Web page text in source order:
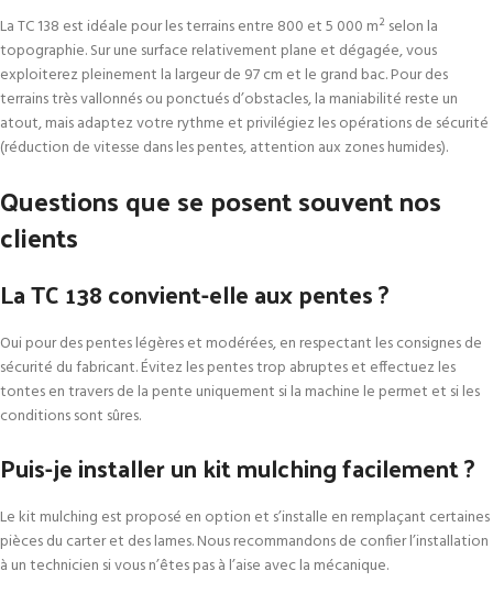
La TC 138 est idéale pour les terrains entre 800 et 5 000 m² selon la
topographie. Sur une surface relativement plane et dégagée, vous
exploiterez pleinement la largeur de 97 cm et le grand bac. Pour des
terrains très vallonnés ou ponctués d’obstacles, la maniabilité reste un
atout, mais adaptez votre rythme et privilégiez les opérations de sécurité
(réduction de vitesse dans les pentes, attention aux zones humides).
Questions que se posent souvent nos
clients
La TC 138 convient-elle aux pentes ?
Oui pour des pentes légères et modérées, en respectant les consignes de
sécurité du fabricant. Évitez les pentes trop abruptes et effectuez les
tontes en travers de la pente uniquement si la machine le permet et si les
conditions sont sûres.
Puis-je installer un kit mulching facilement ?
Le kit mulching est proposé en option et s’installe en remplaçant certaines
pièces du carter et des lames. Nous recommandons de confier l’installation
à un technicien si vous n’êtes pas à l’aise avec la mécanique.